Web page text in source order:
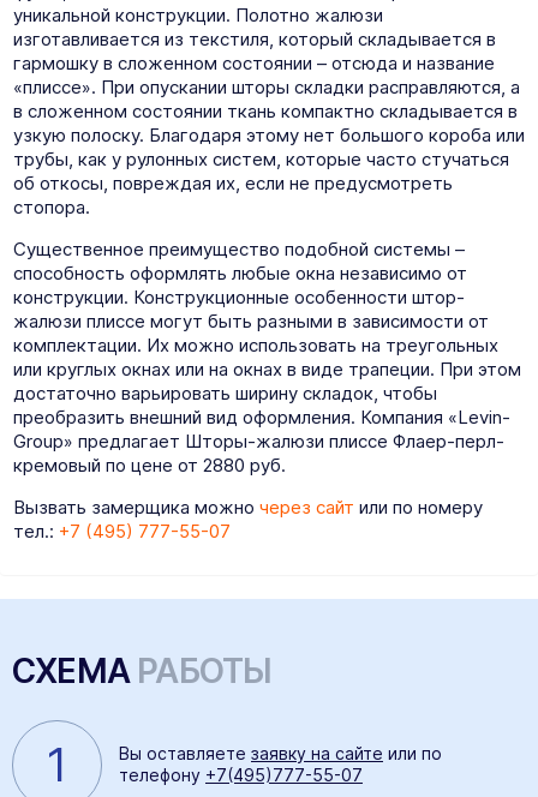
уникальной конструкции. Полотно жалюзи
изготавливается из текстиля, который складывается в
гармошку в сложенном состоянии – отсюда и название
«плиссе». При опускании шторы складки расправляются, а
в сложенном состоянии ткань компактно складывается в
узкую полоску. Благодаря этому нет большого короба или
трубы, как у рулонных систем, которые часто стучаться
об откосы, повреждая их, если не предусмотреть
стопора.
Существенное преимущество подобной системы –
способность оформлять любые окна независимо от
конструкции. Конструкционные особенности штор-
жалюзи плиссе могут быть разными в зависимости от
комплектации. Их можно использовать на треугольных
или круглых окнах или на окнах в виде трапеции. При этом
достаточно варьировать ширину складок, чтобы
преобразить внешний вид оформления. Компания «Levin-
Group» предлагает Шторы-жалюзи плиссе Флаер-перл-
кремовый по цене от 2880 руб.
Вызвать замерщика можно через сайт или по номеру
тел.: +7 (495) 777-55-07
СХЕМА РАБОТЫ
1 Вы оставляете заявку на сайте или по
телефону +7(495)777-55-07